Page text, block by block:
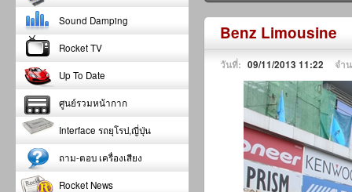
Benz Limousine
วันที่: 09/11/2013 11:22 จำ
Sound Damping
Rocket TV
Up To Date
ศูนย์รวมหน้ากาก
Interface รถยุโรป,ญี่ปุ่น
ถาม-ตอบ เครื่องเสียง
Rocket News